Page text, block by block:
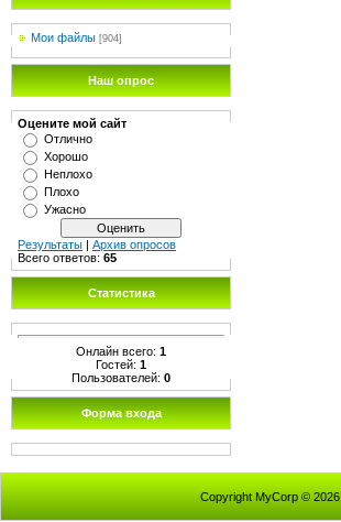
Мои файлы [904]
Наш опрос
Оцените мой сайт
Отлично
Хорошо
Неплохо
Плохо
Ужасно
Результаты | Архив опросов
Всего ответов: 65
Статистика
Онлайн всего: 1
Гостей: 1
Пользователей: 0
Форма входа
Copyright MyCorp © 2026